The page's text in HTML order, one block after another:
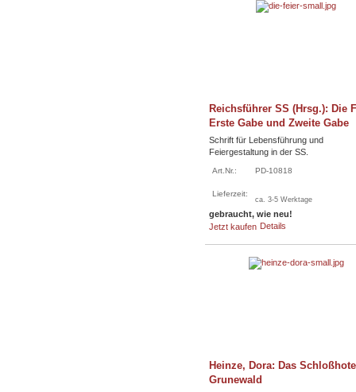
Reichsführer SS (Hrsg.): Die
Erste Gabe und Zweite Gabe
Schrift für Lebensführung und
Feiergestaltung in der SS.
Art.Nr.: PD-10818
Lieferzeit:
ca. 3-5 Werktage
gebraucht, wie neu!
Jetzt kaufen Details
Heinze, Dora: Das
Grunewald